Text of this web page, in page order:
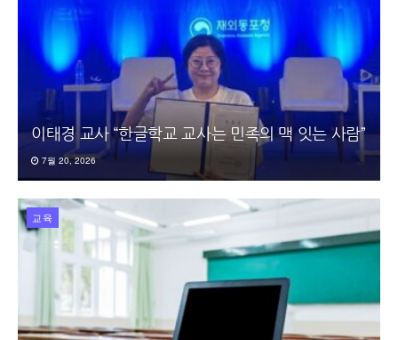
이태경 교사 “한글학교 교사는 민족의 맥 잇는 사람”
7월 20, 2026
교육